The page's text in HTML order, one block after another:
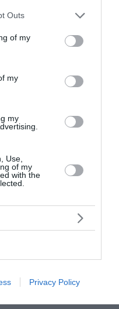
one or more Google
You may click to
its third-party tags to
in below Google
Outs
of my
my
my
Use,
of my
with the
Privacy Policy
της υγείας της
περιβάλλοντός της
Λιζέτας